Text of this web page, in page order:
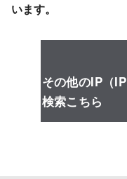
います。
その他のIP（
検索こちら